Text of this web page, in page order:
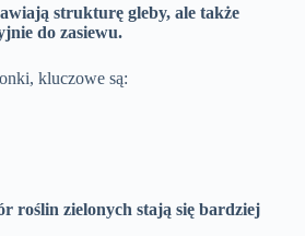
strukturę gleby, ale także
do zasiewu.
kluczowe są:
roślin zielonych stają się bardziej